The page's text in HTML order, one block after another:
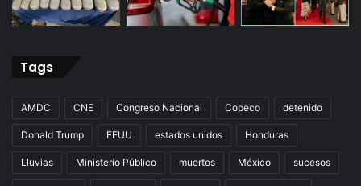
Tags
AMDC CNE Congreso Nacional Copeco detenido
Donald Trump EEUU estados unidos Honduras
Lluvias Ministerio Público muertos México sucesos